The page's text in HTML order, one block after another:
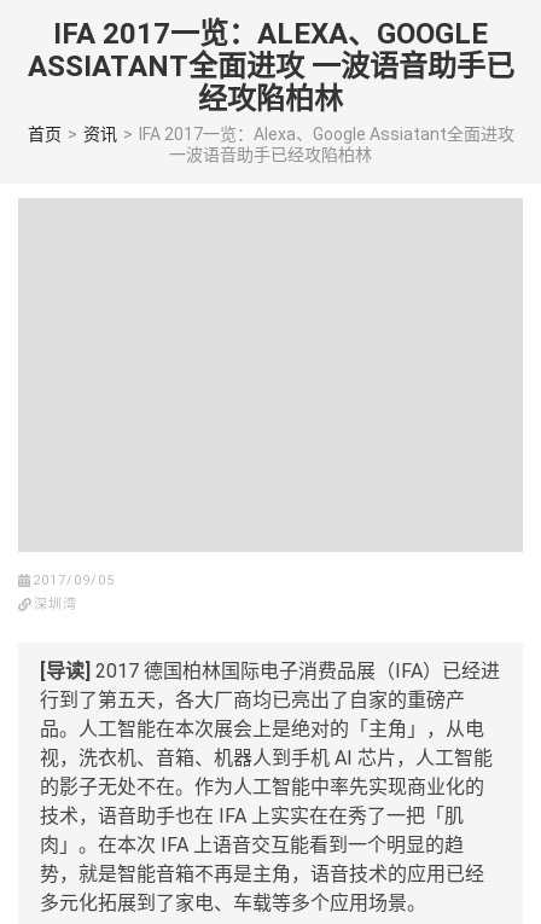
content
enter)
IFA 2017一览：ALEXA、GOOGLE
ASSIATANT全面进攻 一波语音助手已
经攻陷柏林
首页 > 资讯 >
IFA 2017一览：Alexa、Google Assiatant全面进攻
一波语音助手已经攻陷柏林
2017/09/05
深圳湾
[导读] 2017 德国柏林国际电子消费品展（IFA）已经进
行到了第五天，各大厂商均已亮出了自家的重磅产
品。人工智能在本次展会上是绝对的「主角」，从电
视，洗衣机、音箱、机器人到手机 AI 芯片，人工智能
的影子无处不在。作为人工智能中率先实现商业化的
技术，语音助手也在 IFA 上实实在在秀了一把「肌
肉」。在本次 IFA 上语音交互能看到一个明显的趋
势，就是智能音箱不再是主角，语音技术的应用已经
多元化拓展到了家电、车载等多个应用场景。